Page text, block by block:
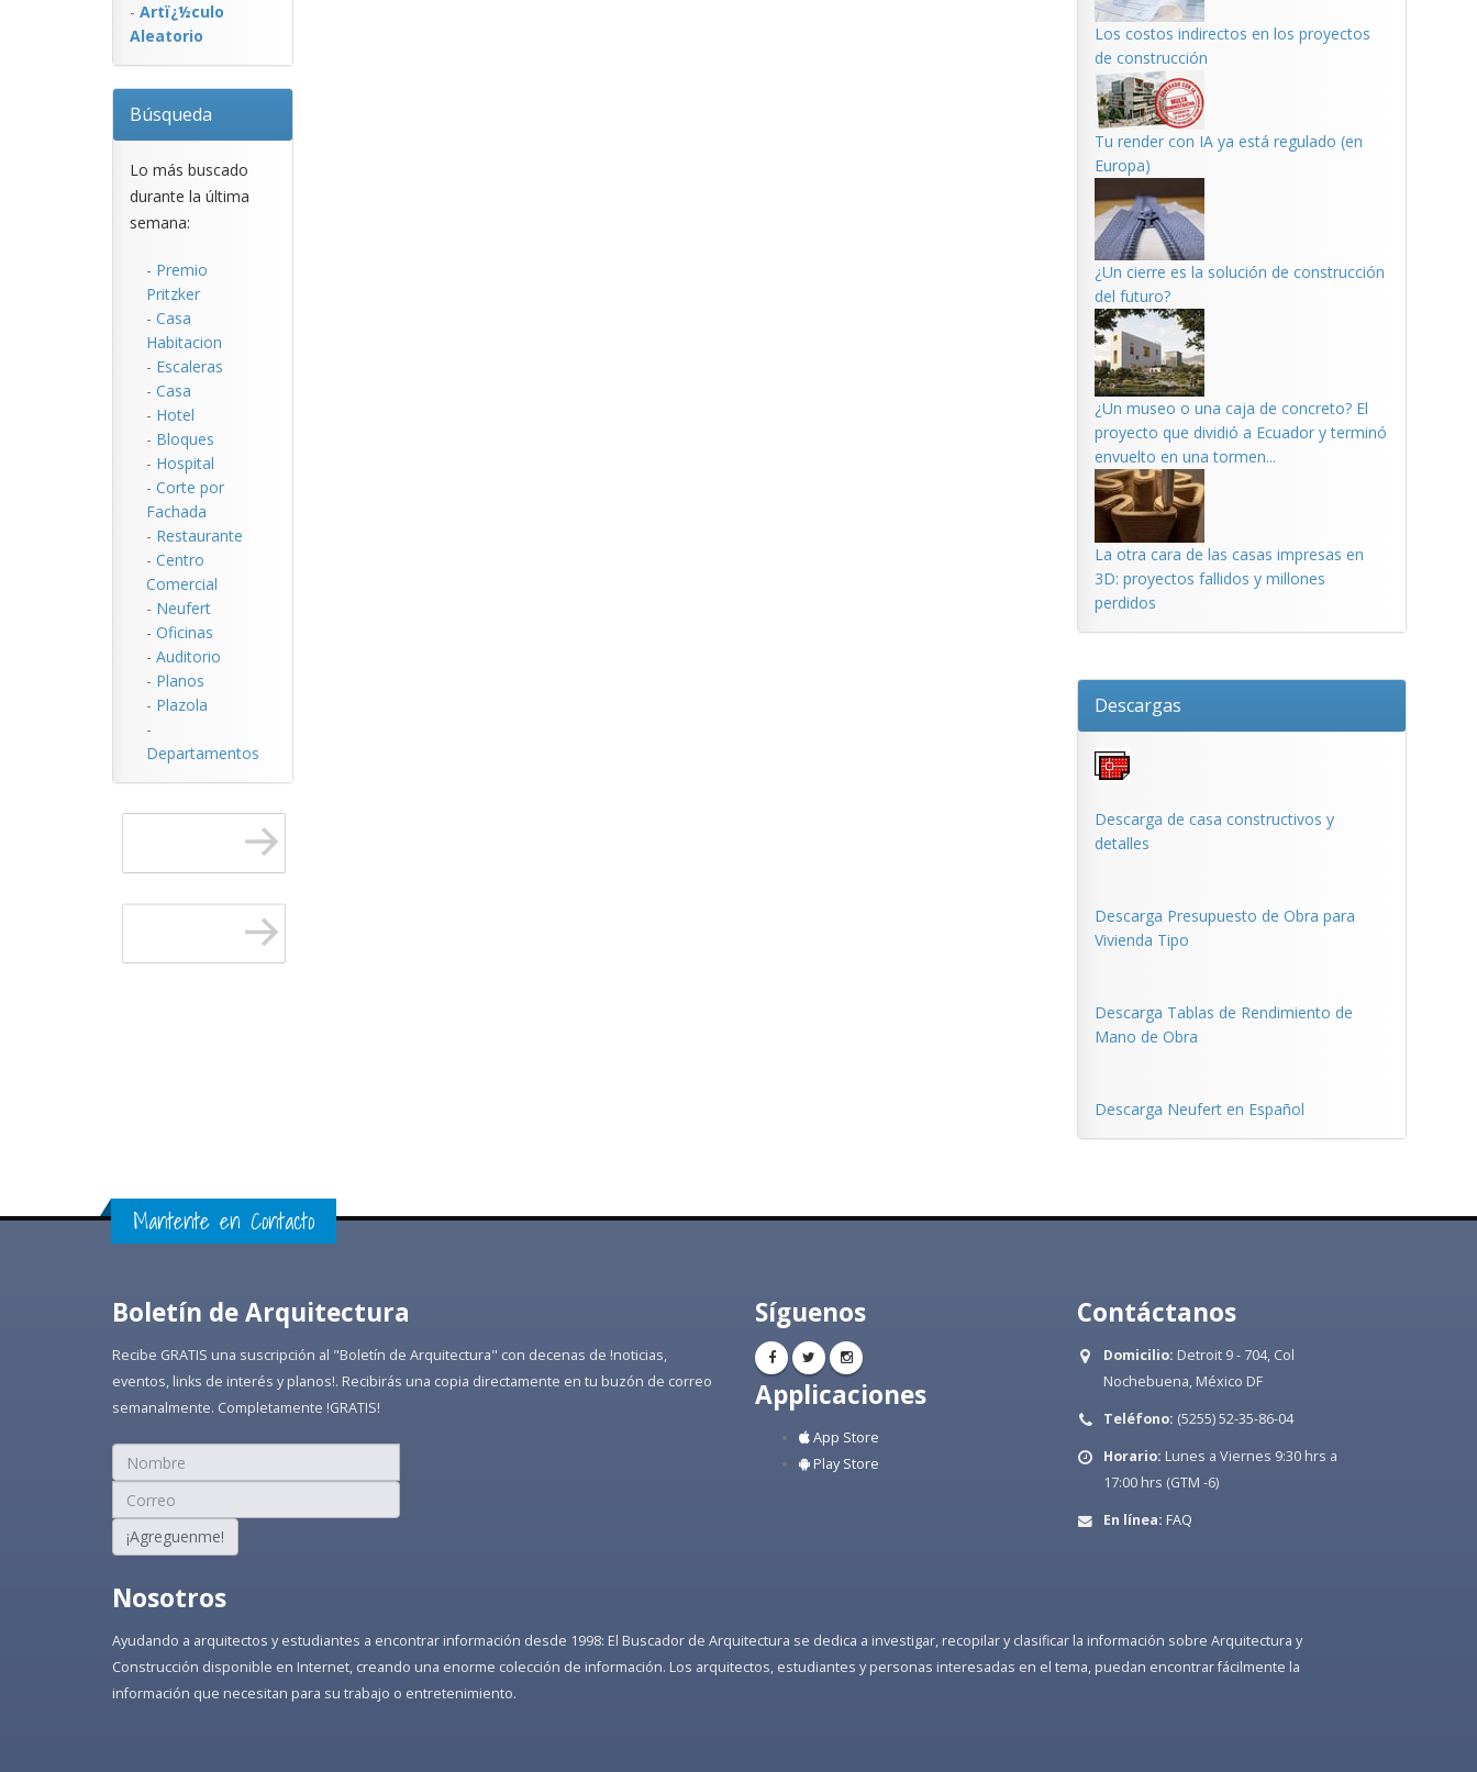
- Artï¿½culo
Aleatorio
Búsqueda
Lo más buscado
durante la última
semana:
- Premio
Pritzker
- Casa
Habitacion
- Escaleras
- Casa
- Hotel
- Bloques
- Hospital
- Corte por
Fachada
- Restaurante
- Centro
Comercial
- Neufert
- Oficinas
- Auditorio
- Planos
- Plazola
-
Departamentos
Los costos indirectos en los proyectos
de construcción
Tu render con IA ya está regulado (en
Europa)
¿Un cierre es la solución de construcción
del futuro?
¿Un museo o una caja de concreto? El
proyecto que dividió a Ecuador y terminó
envuelto en una tormen...
La otra cara de las casas impresas en
3D: proyectos fallidos y millones
perdidos
Descargas
Descarga de casa constructivos y
detalles
Descarga Presupuesto de Obra para
Vivienda Tipo
Descarga Tablas de Rendimiento de
Mano de Obra
Descarga Neufert en Español
Mantente en Contacto
Boletín de Arquitectura
Recibe GRATIS una suscripción al "Boletín de Arquitectura" con decenas de !noticias,
eventos, links de interés y planos!. Recibirás una copia directamente en tu buzón de correo
semanalmente. Completamente !GRATIS!
¡Agreguenme!
Síguenos
Applicaciones
App Store
Play Store
Contáctanos
Domicilio: Detroit 9 - 704, Col
Nochebuena, México DF
Teléfono: (5255) 52-35-86-04
Horario: Lunes a Viernes 9:30 hrs a
17:00 hrs (GTM -6)
En línea: FAQ
Nosotros
Ayudando a arquitectos y estudiantes a encontrar información desde 1998: El Buscador de Arquitectura se dedica a investigar, recopilar y clasificar la información sobre Arquitectura y
Construcción disponible en Internet, creando una enorme colección de información. Los arquitectos, estudiantes y personas interesadas en el tema, puedan encontrar fácilmente la
información que necesitan para su trabajo o entretenimiento.